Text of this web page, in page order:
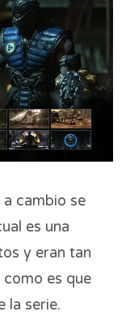
cambio se
es una
y eran tan
es que
la serie.